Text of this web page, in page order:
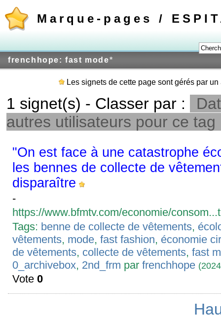
Marque-pages /
frenchhope: fast mode*
Les signets de cette page sont gérés par
1 signet(s) - Classer par :
autres utilisateurs pour ce tag
"On est face à une catastrophe
les bennes de collecte de
disparaître
-
https://www.bfmtv.com/economie/
Tags: benne de collecte de vêtements,
vêtements, mode,fast fashion, économie
de vêtements, collecte de vêtements,fast
0_archivebox, 2nd_frm parfrenchhope
Vote0